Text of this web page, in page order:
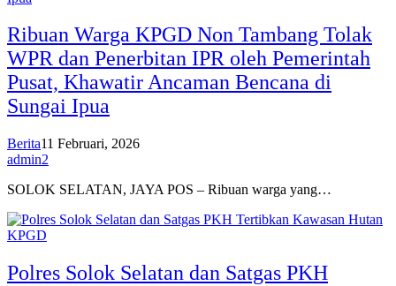
Ribuan Warga KPGD Non Tambang Tolak
WPR dan Penerbitan IPR oleh Pemerintah
Pusat, Khawatir Ancaman Bencana di
Sungai Ipua
Berita11 Februari, 2026
admin2
SOLOK SELATAN, JAYA POS – Ribuan warga yang…
Polres Solok Selatan dan Satgas PKH